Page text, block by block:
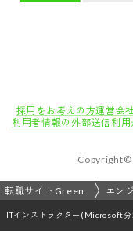
採用をお考えの方運営会
利用者情報の外部送信利用
Copyright©
転職サイトGreen エン
ITインストラクター(Microsoft分